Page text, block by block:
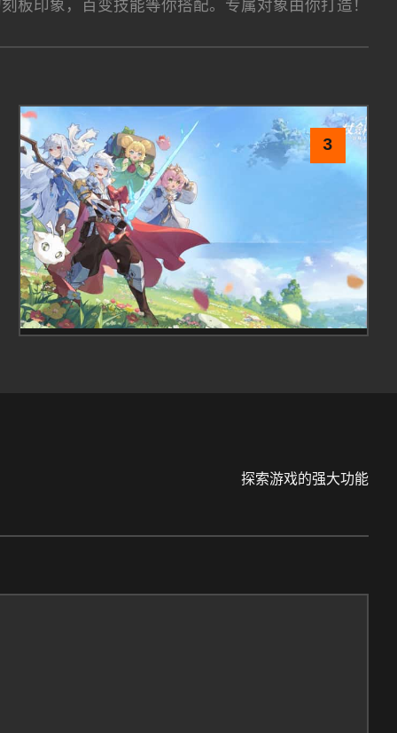
板印象，百变技能等你搭配。专属对象由你打造！
3
探索游戏的强大功能